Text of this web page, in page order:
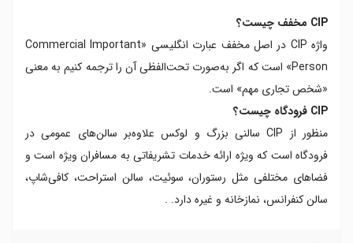
CIP مخفف چیست؟
واژه CIP در اصل مخفف عبارت انگلیسی «Commercial Important
Person» است که اگر به‌صورت تحت‌الفظی آن را ترجمه کنیم به‌ معنی
«شخص تجاری مهم» است.
CIP فرودگاه چیست؟
منظور از CIP سالنی بزرگ و لوکس علاوه‌بر سالن‌های عمومی در
فرودگاه است که ویژه ارائه خدمات تشریفاتی به مسافران ویژه است و
فضاهای مختلفی مثل رستوران، سوئیت، سالن استراحت، کافی‌شاپ،
سالن کنفرانس، نمازخانه و غیره دارد. .